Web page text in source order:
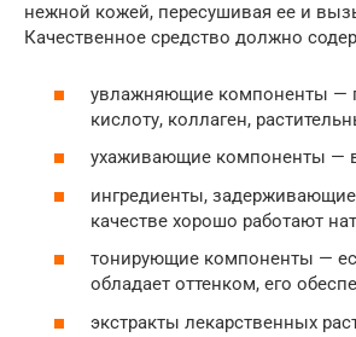
нежной кожей, пересушивая ее и
Качественное средство должно
увлажняющие компоненты —
кислоту, коллаген,
ухаживающие компоненты —
ингредиенты,
качестве хорошо работают
тонирующие компоненты —
обладает оттенком, его
экстракты лекарственных